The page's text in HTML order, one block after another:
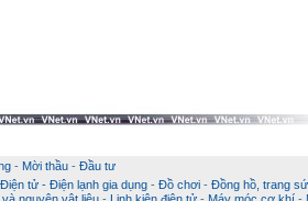
- Mời thầu - Đầu tư
Điện tử - Điện lạnh gia dụng - Đồ chơi - Đồng hồ, trang